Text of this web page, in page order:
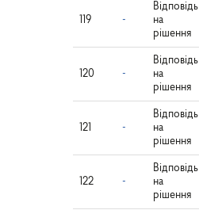
119 -
Відповідь
на
рішення
120 -
Відповідь
на
рішення
121 -
Відповідь
на
рішення
122 -
Відповідь
на
рішення